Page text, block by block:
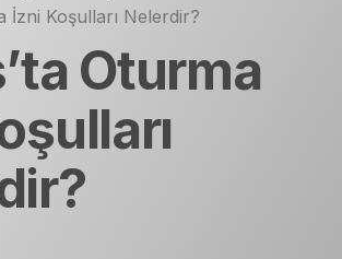
İzni Koşulları Nelerdir?
Oturma